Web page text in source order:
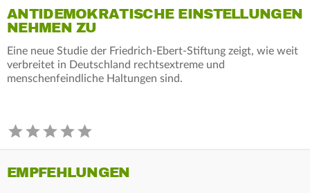
ANTIDEMOKRATISCHE EINSTELLUNGEN
NEHMEN ZU
Eine neue Studie der Friedrich-Ebert-Stiftung zeigt, wie weit
verbreitet in Deutschland rechtsextreme und
menschenfeindliche Haltungen sind.
EMPFEHLUNGEN